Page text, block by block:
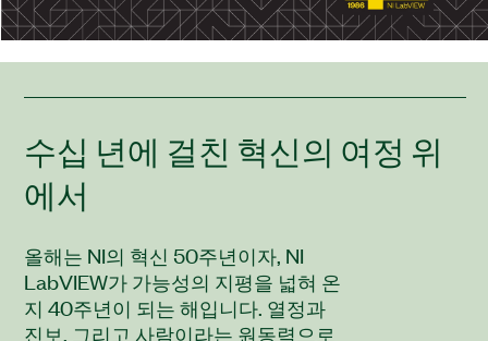
수십 년에 걸친 혁신의 여정 위
에서
올해는 NI의 혁신 50주년이자, NI
LabVIEW가 가능성의 지평을 넓혀 온
지 40주년이 되는 해입니다. 열정과
진보, 그리고 사람이라는 원동력으로